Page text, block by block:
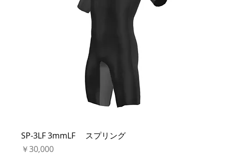
SP-3LF 3mmLF スプリング
価格
￥30,000